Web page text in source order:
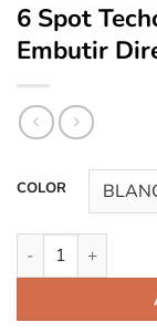
6 Spot
Embutir
COLOR
6 Spot Techo